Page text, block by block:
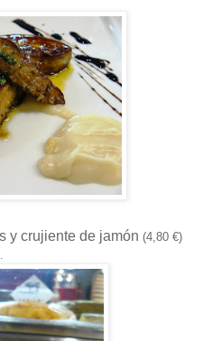
y crujiente de jamón (4,80 €)